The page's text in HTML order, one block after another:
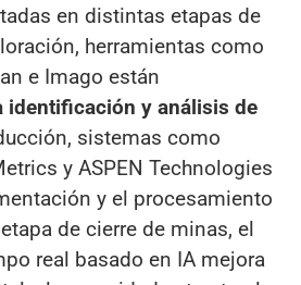
en distintas etapas de
herramientas como
e Imago están
identificación y análisis de
sistemas como
y ASPEN Technologies
y el procesamiento
de cierre de minas, el
real basado en IA mejora